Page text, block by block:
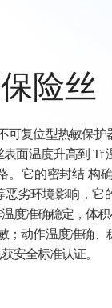
险丝
可复位型热敏保护
面温度升高到 Tf
。它的密封结 构
恶劣环境影响，它
度准确稳定，体
；动作温度准确、
安全标准认证。